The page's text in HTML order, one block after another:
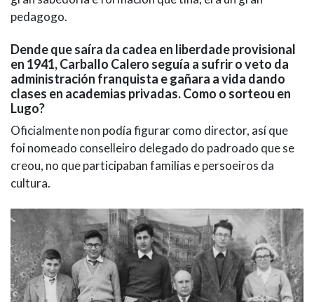
pedagogo.
Dende que saíra da cadea en liberdade provisional
en 1941, Carballo Calero seguía a sufrir o veto da
administración franquista e gañara a vida dando
clases en academias privadas. Como o sorteou en
Lugo?
Oficialmente non podía figurar como director, así que
foi nomeado conselleiro delegado do padroado que se
creou, no que participaban familias e persoeiros da
cultura.